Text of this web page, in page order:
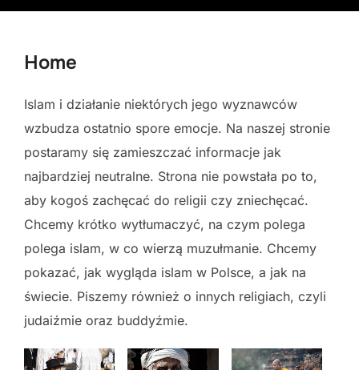
down
Home
Islam i działanie niektórych jego wyznawców
wzbudza ostatnio spore emocje. Na naszej stronie
postaramy się zamieszczać informacje jak
najbardziej neutralne. Strona nie powstała po to,
aby kogoś zachęcać do religii czy zniechęcać.
Chcemy krótko wytłumaczyć, na czym polega
polega islam, w co wierzą muzułmanie. Chcemy
pokazać, jak wygląda islam w Polsce, a jak na
świecie. Piszemy również o innych religiach, czyli
judaiźmie oraz buddyźmie.